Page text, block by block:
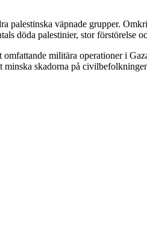
palestinska väpnade grupper.
döda palestinier, stor förstörelse
militära operationer i
minska skadorna på